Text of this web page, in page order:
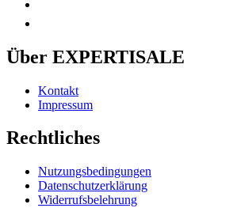
Über EXPERTISALE
Kontakt
Impressum
Rechtliches
Nutzungsbedingungen
Datenschutzerklärung
Widerrufsbelehrung